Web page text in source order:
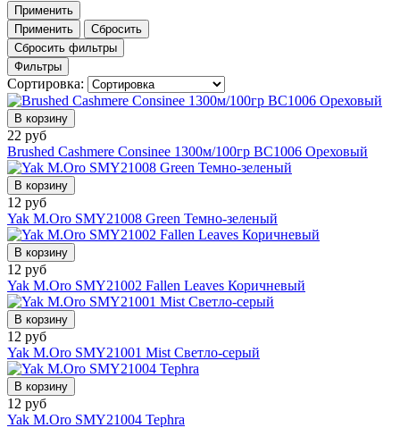
Применить
Применить
Сбросить
Сбросить фильтры
Фильтры
Сортировка:
В корзину
22 руб
Brushed Cashmere Consinee 1300м/100гр BC1006 Ореховый
В корзину
12 руб
Yak M.Oro SMY21008 Green Темно-зеленый
В корзину
12 руб
Yak M.Oro SMY21002 Fallen Leaves Коричневый
В корзину
12 руб
Yak M.Oro SMY21001 Mist Светло-серый
В корзину
12 руб
Yak M.Oro SMY21004 Tephra